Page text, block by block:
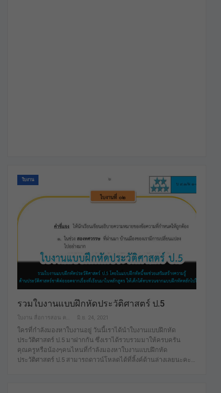
ใบงาน
รวมใบงานแบบฝึกหัดประวัติศาสตร์ ป.5
มิ.ย. 24, 2021
ใครที่กำลังมองหาใบงานอยู่ วันนี้เราได้นำใบงานแบบฝึกหัด
ประวัติศาสตร์ ป.5 มาฝากกัน ซึ่งเราได้รวบรวมมาให้ครบครัน
คุณครูหรือน้องๆคนไหนที่กำลังมองหาใบงานแบบฝึกหัด
ประวัติศาสตร์ ป.5 สามารถดาวน์โหลดได้ที่ลิ้งค์ด้านล่างเลยนะคะ…